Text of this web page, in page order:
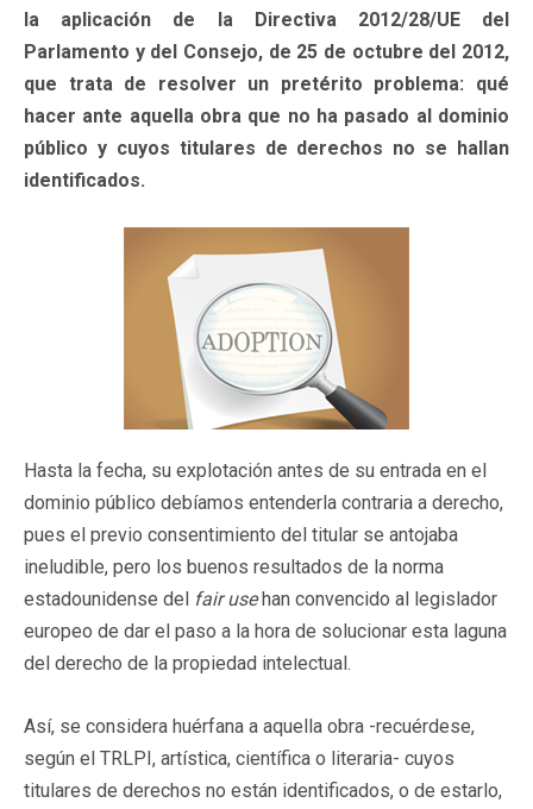
la aplicación de la Directiva 2012/28/UE del
Parlamento y del Consejo, de 25 de octubre del 2012,
que trata de resolver un pretérito problema: qué
hacer ante aquella obra que no ha pasado al dominio
público y cuyos titulares de derechos no se hallan
identificados.
Hasta la fecha, su explotación antes de su entrada en el
dominio público debíamos entenderla contraria a derecho,
pues el previo consentimiento del titular se antojaba
ineludible, pero los buenos resultados de la norma
estadounidense del fair usehan convencido al legislador
europeo de dar el paso a la hora de solucionar esta laguna
del derecho de la propiedad intelectual.
Así, se considera huérfana a aquella obra -recuérdese,
según el TRLPI, artística, científica o literaria- cuyos
titulares de derechos no están identificados, o de estarlo,